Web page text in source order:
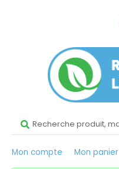
Mon compte Mon panier